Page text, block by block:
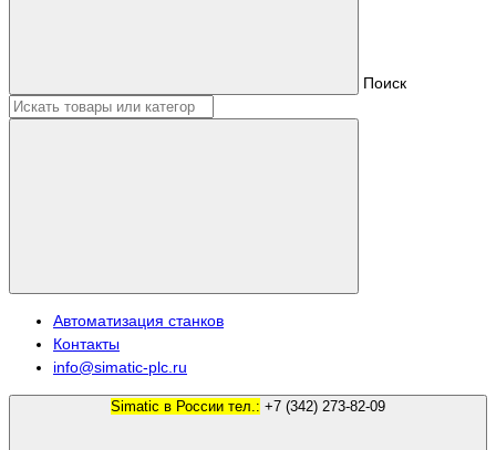
Поиск
Автоматизация станков
Контакты
info@simatic-plc.ru
Simatic в России тел.: